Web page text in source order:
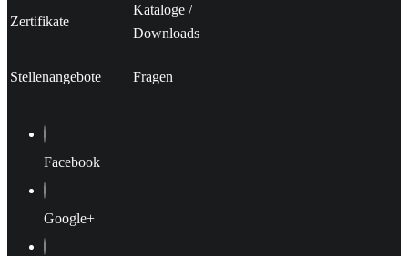
Zertifikate
Kataloge /
Downloads
Stellenangebote Fragen
Facebook
Google+